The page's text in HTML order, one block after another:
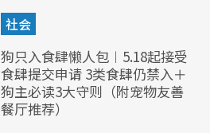
社会
狗只入食肆懒人包︱5.18起接受
食肆提交申请 3类食肆仍禁入＋
狗主必读3大守则（附宠物友善
餐厅推荐）